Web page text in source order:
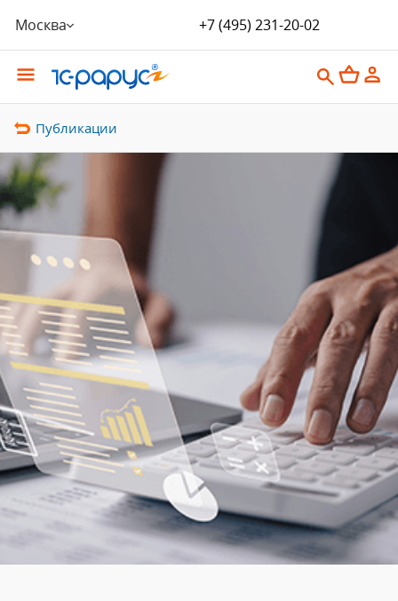
Москва +7 (495) 231-20-02
Публикации